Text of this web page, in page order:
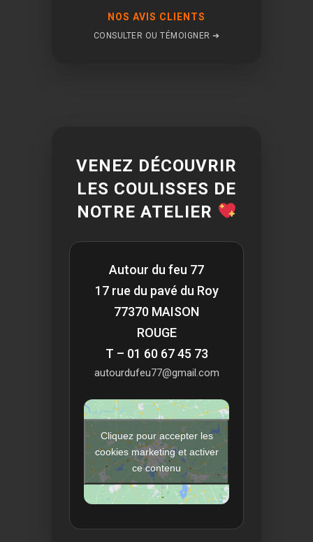
NOS AVIS CLIENTS
CONSULTER OU TÉMOIGNER ➔
VENEZ DÉCOUVRIR
LES COULISSES DE
NOTRE ATELIER
Autour du feu 77
17 rue du pavé du Roy
77370 MAISON
ROUGE
T – 01 60 67 45 73
autourdufeu77@gmail.com
Cliquez pour accepter les
cookies marketing et activer
ce contenu